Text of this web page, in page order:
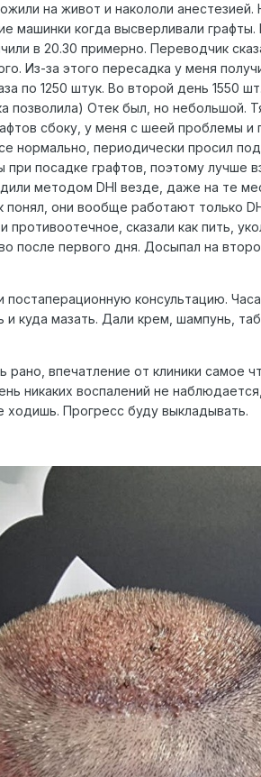
на живот и накололи анестезией.
машинки когда высверливали
в 20.30 примерно. Переводчик
Из-за этого пересадка у меня
по 1250 штук. Во второй день 1550
позволила) Отек был, но небольшой.
сбоку, у меня с шеей проблемы и
нормально, периодически просил
посадке графтов, поэтому лучше
методом DHI везде, даже на те
понял, они вообще работают только
противоотечное, сказали как пить,
после первого дня. Досыпал на
консультацию.
и куда мазать. Дали крем, шампунь,
рано, впечатление от клиники самое
никаких воспалений не
Прогресс буду выкладывать.